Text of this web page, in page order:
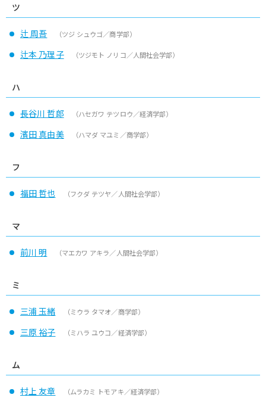
ツ
辻 周吾 （ツジ シュウゴ／商学部）
辻本 乃理子 （ツジモト ノリコ／人間社会学部）
ハ
長谷川 哲郎 （ハセガワ テツロウ／経済学部）
濱田 真由美 （ハマダ マユミ／商学部）
フ
福田 哲也 （フクダ テツヤ／人間社会学部）
マ
前川 明 （マエカワ アキラ／人間社会学部）
ミ
三浦 玉緒 （ミウラ タマオ／商学部）
三原 裕子 （ミハラ ユウコ／経済学部）
ム
村上 友章 （ムラカミ トモアキ／経済学部）